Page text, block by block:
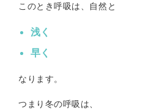
このとき呼吸は、自然と
浅く
早く
なります。
つまり冬の呼吸は、